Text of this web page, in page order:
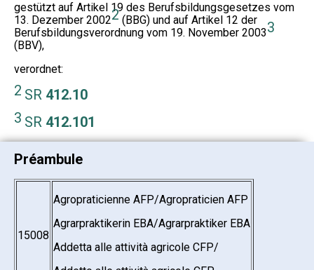
gestützt auf Artikel 19 des Berufsbildungsgesetzes vom
13. Dezember 20022 (BBG) und auf Artikel 12 der
Berufsbildungsverordnung vom 19. November 20033
(BBV),
verordnet:
2 SR 412.10
3 SR 412.101
Préambule
15008
Agropraticienne AFP/Agropraticien AFP
Agrarpraktikerin EBA/Agrarpraktiker EBA
Addetta alle attività agricole CFP/